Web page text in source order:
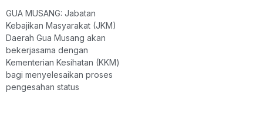
GUA MUSANG: Jabatan
Kebajikan Masyarakat (JKM)
Daerah Gua Musang akan
bekerjasama dengan
Kementerian Kesihatan (KKM)
bagi menyelesaikan proses
pengesahan status